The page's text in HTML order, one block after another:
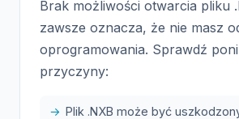
Brak możliwości otwarcia pliku
zawsze oznacza, że nie masz
oprogramowania. Sprawdź
przyczyny:
Plik .NXB może być